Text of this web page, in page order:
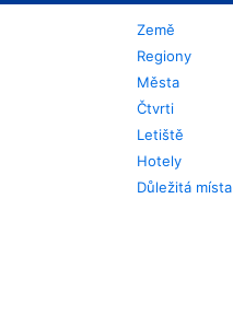
Země
Regiony
Města
Čtvrti
Letiště
Hotely
Důležitá místa